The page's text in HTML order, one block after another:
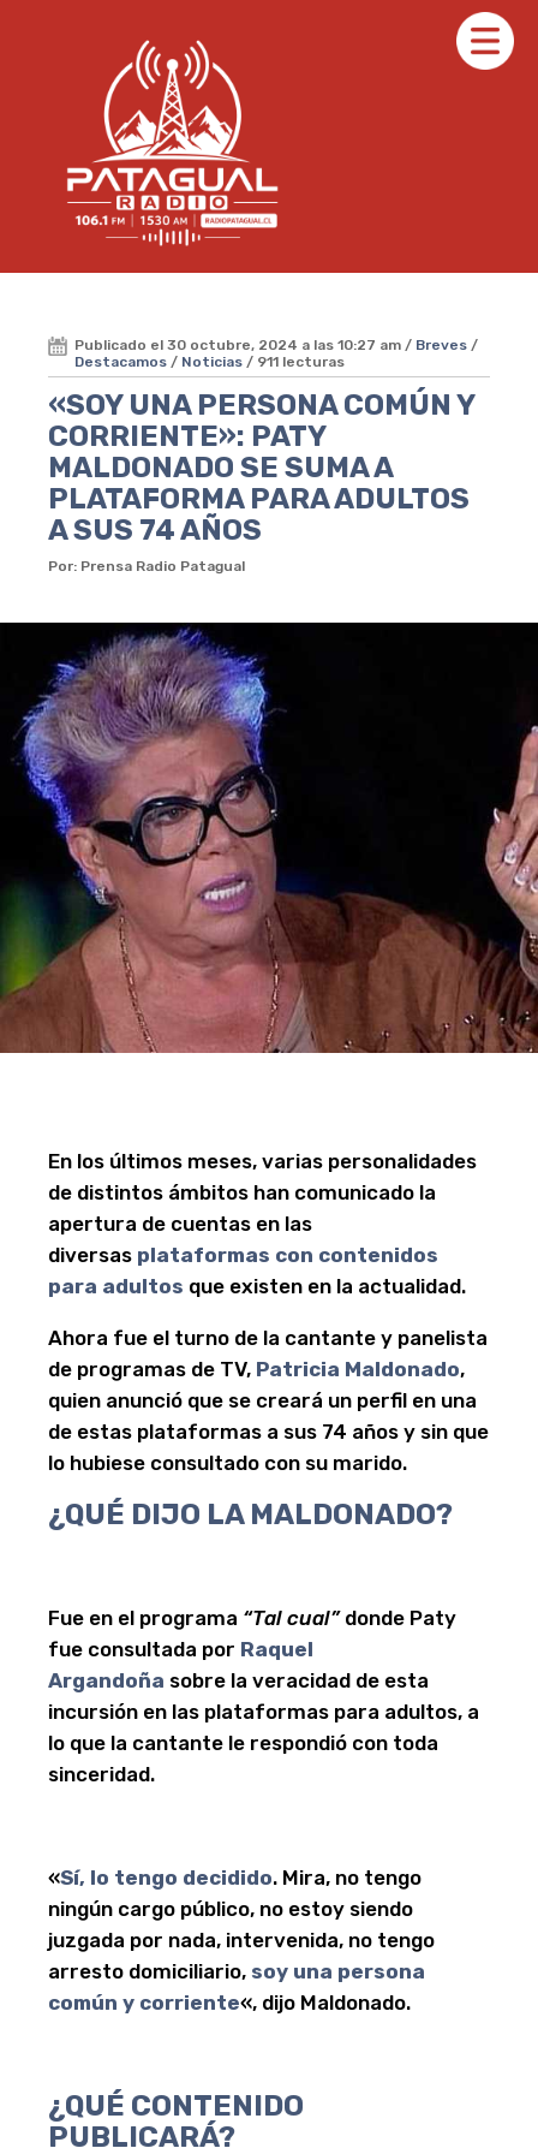
Publicado el 30 octubre, 2024 a las 10:27 am / Breves /
Destacamos / Noticias / 911 lecturas
«SOY UNA PERSONA COMÚN Y
CORRIENTE»: PATY
MALDONADO SE SUMA A
PLATAFORMA PARA ADULTOS
A SUS 74 AÑOS
Por: Prensa Radio Patagual
En los últimos meses, varias personalidades
de distintos ámbitos han comunicado la
apertura de cuentas en las
diversas plataformas con contenidos
para adultos que existen en la actualidad.
Ahora fue el turno de la cantante y panelista
de programas de TV, Patricia Maldonado,
quien anunció que se creará un perfil en una
de estas plataformas a sus 74 años y sin que
lo hubiese consultado con su marido.
¿QUÉ DIJO LA MALDONADO?
Fue en el programa “Tal cual”donde Paty
fue consultada por Raquel
Argandoña sobre la veracidad de esta
incursión en las plataformas para adultos, a
lo que la cantante le respondió con toda
sinceridad.
«Sí, lo tengo decidido. Mira, no tengo
ningún cargo público, no estoy siendo
juzgada por nada, intervenida, no tengo
arresto domiciliario, soy una persona
común y corriente«, dijo Maldonado.
¿QUÉ CONTENIDO
PUBLICARÁ?